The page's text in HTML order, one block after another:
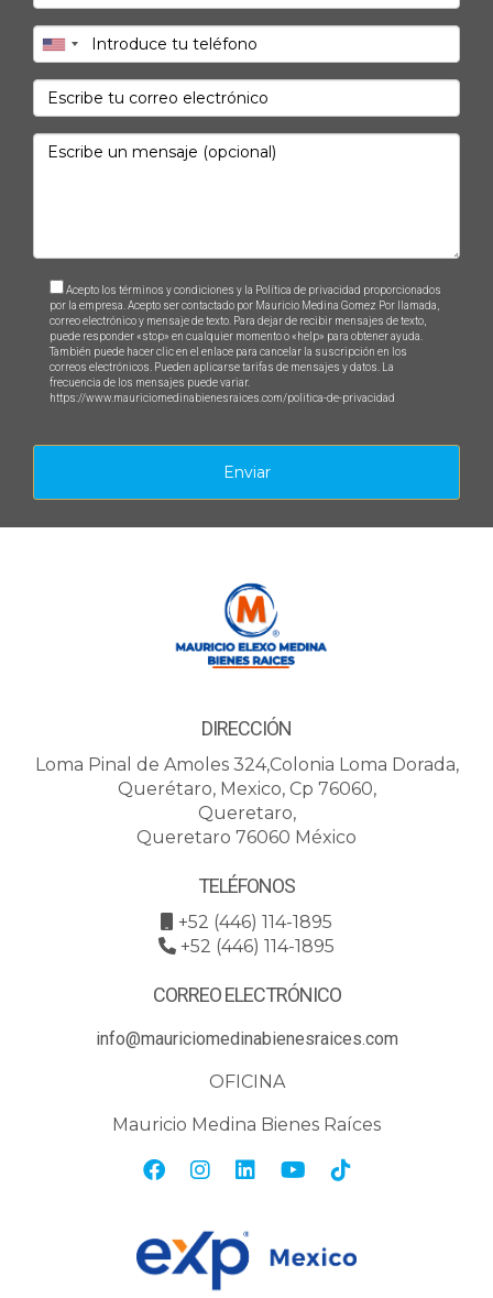
Para obtener un avalúo preciso, debes contratar a un
tasador profesional con experiencia en tu área local.
Si estás listo para dar el siguiente paso en tu viaje
inmobiliario o necesitas asesoramiento personalizado,
¡contacta hoy mismo a Mauricio Medina Gomez!
Acepto los términos y condiciones y la Política de privacidad proporcionados
por la empresa. Acepto ser contactado por Mauricio Medina Gomez Por llamada,
correo electrónico y mensaje de texto. Para dejar de recibir mensajes de texto,
puede responder «stop» en cualquier momento o «help» para obtener ayuda.
También puede hacer clic en el enlace para cancelar la suscripción en los
correos electrónicos. Pueden aplicarse tarifas de mensajes y datos. La
frecuencia de los mensajes puede variar.
https://www.mauriciomedinabienesraices.com/politica-de-privacidad
Enviar
DIRECCIÓN
Loma Pinal de Amoles 324,Colonia Loma Dorada,
Querétaro, Mexico, Cp 76060,
Queretaro,
Queretaro 76060 México
TELÉFONOS
+52 (446) 114-1895
+52 (446) 114-1895
CORREO ELECTRÓNICO
info@mauriciomedinabienesraices.com
OFICINA
Mauricio Medina Bienes Raíces